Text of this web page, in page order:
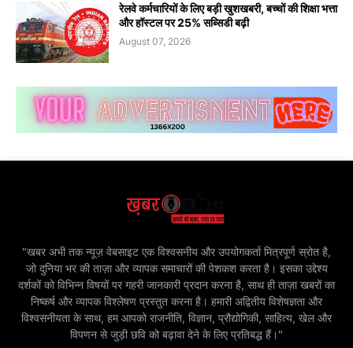
रेलवे कर्मचारियों के लिए बड़ी खुशखबरी, बच्चों की शिक्षा भत्ता
और हॉस्टल पर 25% सब्सिडी बढ़ी
August 07, 2026
"खबर अभी तक न्यूज़ वेबसाइट एक विश्वसनीय और उपयोगकर्ता मित्रपूर्ण स्रोत है,
जो दुनिया भर की ताज़ा और व्यापक समाचारों की पेशकश करता है। इसका उद्देश्य
दर्शकों को विभिन्न विषयों पर गहरी जानकारी प्रदान करना है, साथ ही ताज़ा खबरों का
निष्कर्ष और व्यापक विश्लेषण प्रस्तुत करना है। हमारी अद्वितीय विशेषज्ञता और
विश्वसनीयता के साथ, हम आपको राजनीति, विज्ञान, प्रौद्योगिकी, साहित्य, खेल और
विपणन से जुड़ी छवि को बढ़ावा देने के लिए प्रतिबद्ध हैं।"